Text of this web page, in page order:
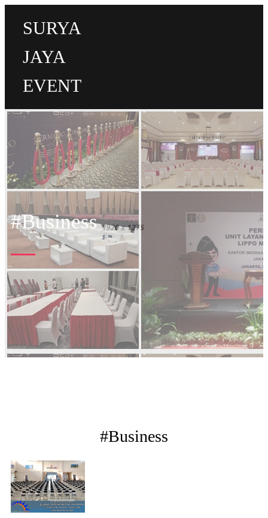
SURYA
JAYA
EVENT
#Business
#Business